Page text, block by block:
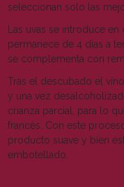
seleccionan solo las
Las uvas se introduce
permanece de 4 días a
se complementa con
Tras el descubado el
y una vez
crianza parcial, para lo
francés. Con este
producto suave y bien
embotellado.